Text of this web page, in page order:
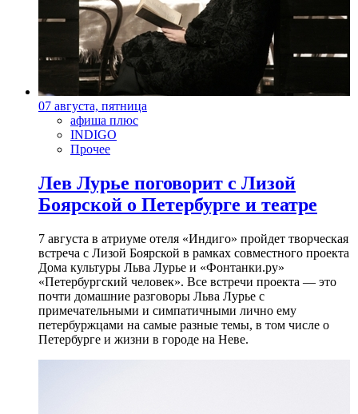
07 августа, пятница
афиша плюс
INDIGO
Прочее
Лев Лурье поговорит с Лизой
Боярской о Петербурге и театре
7 августа в атриуме отеля «Индиго» пройдет творческая
встреча с Лизой Боярской в рамках совместного проекта
Дома культуры Льва Лурье и «Фонтанки.ру»
«Петербургский человек». Все встречи проекта — это
почти домашние разговоры Льва Лурье с
примечательными и симпатичными лично ему
петербуржцами на самые разные темы, в том числе о
Петербурге и жизни в городе на Неве.